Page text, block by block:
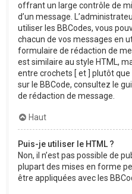
offrant un large contrôle de
d’un message.
utiliser les BBCodes, vous
chacun de vos messages en
formulaire de rédaction de
est similaire au style HTML,
entre crochets [ et ] plutôt que
sur le BBCode, consultez le
de rédaction de message.
Haut
Puis-je utiliser le HTML ?
Non, il n’est pas possible de
plupart des mises en forme
être appliquées avec les